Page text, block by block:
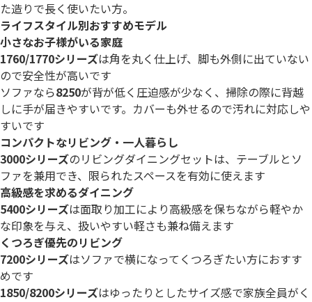
た造りで長く使いたい方。
ライフスタイル別おすすめモデル
小さなお子様がいる家庭
1760/1770シリーズは角を丸く仕上げ、脚も外側に出ていない
ので安全性が高いです
ソファなら8250が背が低く圧迫感が少なく、掃除の際に背越
しに手が届きやすいです。カバーも外せるので汚れに対応しや
すいです
コンパクトなリビング・一人暮らし
3000シリーズのリビングダイニングセットは、テーブルとソ
ファを兼用でき、限られたスペースを有効に使えます
高級感を求めるダイニング
5400シリーズは面取り加工により高級感を保ちながら軽やか
な印象を与え、扱いやすい軽さも兼ね備えます
くつろぎ優先のリビング
7200シリーズはソファで横になってくつろぎたい方におすす
めです
1850/8200シリーズはゆったりとしたサイズ感で家族全員がく